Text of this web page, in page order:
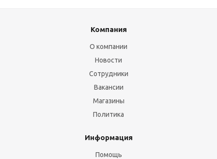
Компания
О компании
Новости
Сотрудники
Вакансии
Магазины
Политика
Информация
Помощь